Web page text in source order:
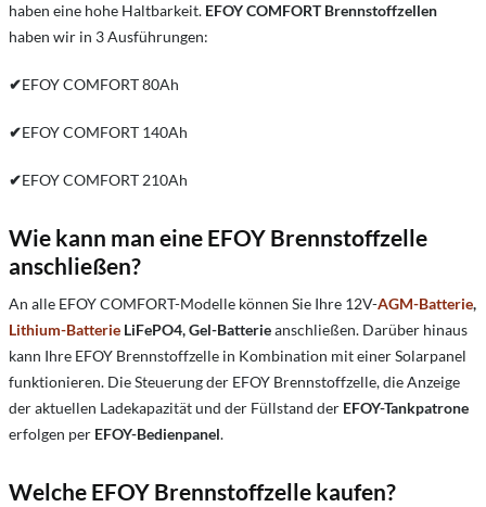
haben eine hohe Haltbarkeit. EFOY COMFORT Brennstoffzellen
haben wir in 3 Ausführungen:
✔EFOY COMFORT 80Ah
✔EFOY COMFORT 140Ah
✔EFOY COMFORT 210Ah
Wie kann man eine EFOY Brennstoffzelle
anschließen?
An alle EFOY COMFORT-Modelle können Sie Ihre 12V-AGM-Batterie,
Lithium-Batterie LiFePO4, Gel-Batterieanschließen. Darüber hinaus
kann Ihre EFOY Brennstoffzelle in Kombination mit einer Solarpanel
funktionieren. Die Steuerung der EFOY Brennstoffzelle, die Anzeige
der aktuellen Ladekapazität und der Füllstand der EFOY-Tankpatrone
erfolgen per EFOY-Bedienpanel.
Welche EFOY Brennstoffzelle kaufen?